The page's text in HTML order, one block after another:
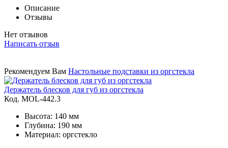
Описание
Отзывы
Нет отзывов
Написать отзыв
Рекомендуем Вам Настольные подставки из оргстекла
Держатель блесков для губ из оргстекла
Код. MOL-442.3
Высота: 140 мм
Глубина: 190 мм
Материал: оргстекло